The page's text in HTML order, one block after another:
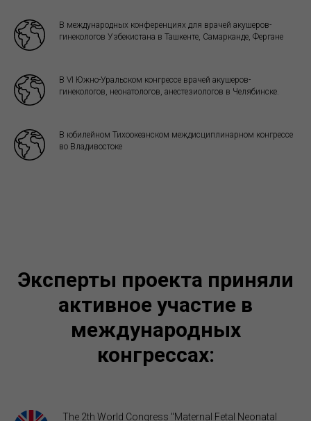
В международных конференциях для врачей акушеров-
гинекологов Узбекистана в Ташкенте, Самарканде, Фергане
В VI Южно-Уральском конгрессе врачей акушеров-
гинекологов, неонатологов, анестезиологов в Челябинске.
В юбилейном Тихоокеанском междисциплинарном конгрессе
во Владивостоке
Эксперты проекта приняли
активное участие в
международных
конгрессах:
The 2th World Congress "Maternal Fetal Neonatal